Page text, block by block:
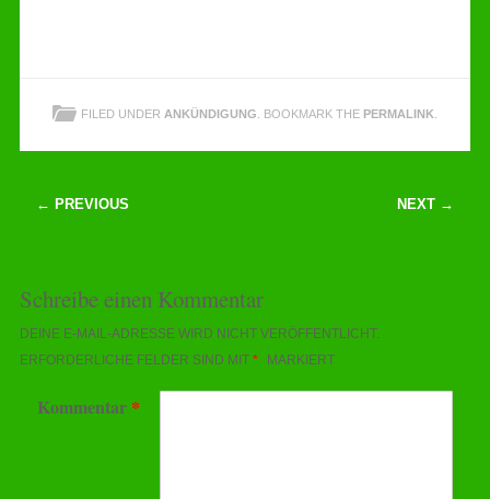
FILED UNDER ANKÜNDIGUNG . BOOKMARK THE PERMALINK
Post navigation
← PREVIOUS NEXT →
Schreibe einen Kommentar
DEINE E-MAIL-ADRESSE WIRD NICHT VERÖFFENTLICHT.
ERFORDERLICHE FELDER SIND MIT * MARKIERT
Kommentar *